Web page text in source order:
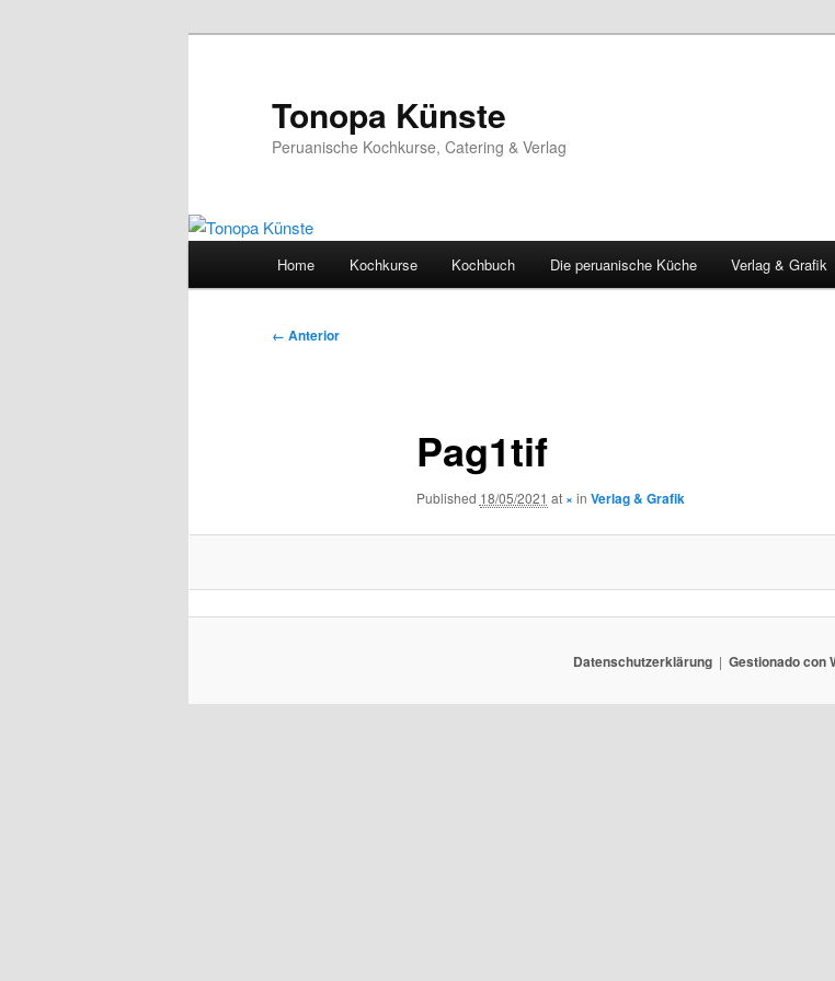
Tonopa Künste
Peruanische Kochkurse, Catering & Verlag
Home Kochkurse Kochbuch Die peruanische Küche Verlag & Grafik
Navegador
← Anterior
Pag1tif
Published 18/05/2021 at × in Verlag & Grafik
Datenschutzerklärung Gestionado con